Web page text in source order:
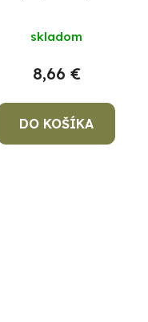
svietidlo, solárne
skladom
8,66 €
DO KOŠÍKA